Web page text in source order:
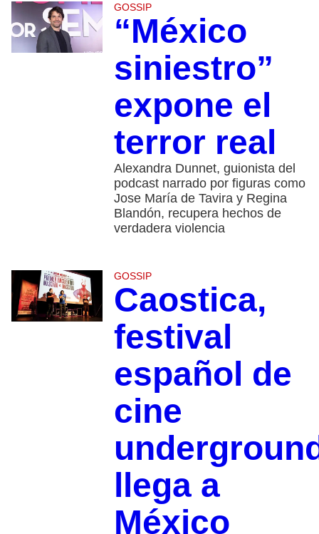
GOSSIP
“México
siniestro”
expone el
terror real
Alexandra Dunnet, guionista del
podcast narrado por figuras como
Jose María de Tavira y Regina
Blandón, recupera hechos de
verdadera violencia
GOSSIP
Caostica,
festival
español de
cine
llega a
México